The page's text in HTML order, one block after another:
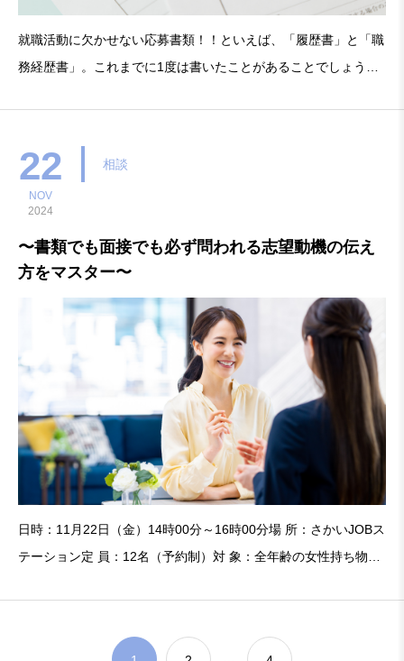
就職活動に欠かせない応募書類！！といえば、「履歴書」と「職
務経歴書」。これまでに1度は書いたことがあることでしょう。
破するために、自分のことをしっかりと伝える応募書類
22
NOV
2024
相談
〜書類でも面接でも必ず問われる志望動機の伝え
方をマスター〜
日時：11月22日（金）14時00分～16時00分場 所：さかいJOBス
テーション定 員：12名（予約制）対 象：全年齢の女性持ち物：
のが「志望動機」です。志望動機は